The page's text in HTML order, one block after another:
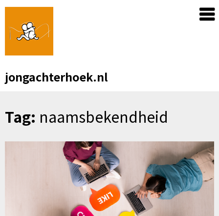
Skip
content
jongachterhoek.nl
Tag: naamsbekendheid